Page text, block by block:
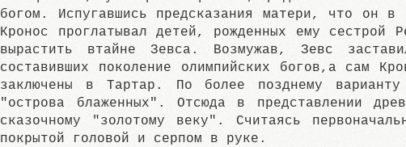
богом. Испугавшись предсказания матери, что он
Кронос проглатывал детей, рожденных ему
вырастить втайне Зевса. Возмужав, Зевс
составивших поколение олимпийских богов,а сам
заключены в Тартар. По более позднему
"острова блаженных". Отсюда в представлении
сказочному "золотому веку". Считаясь
покрытой головой и серпом в руке.